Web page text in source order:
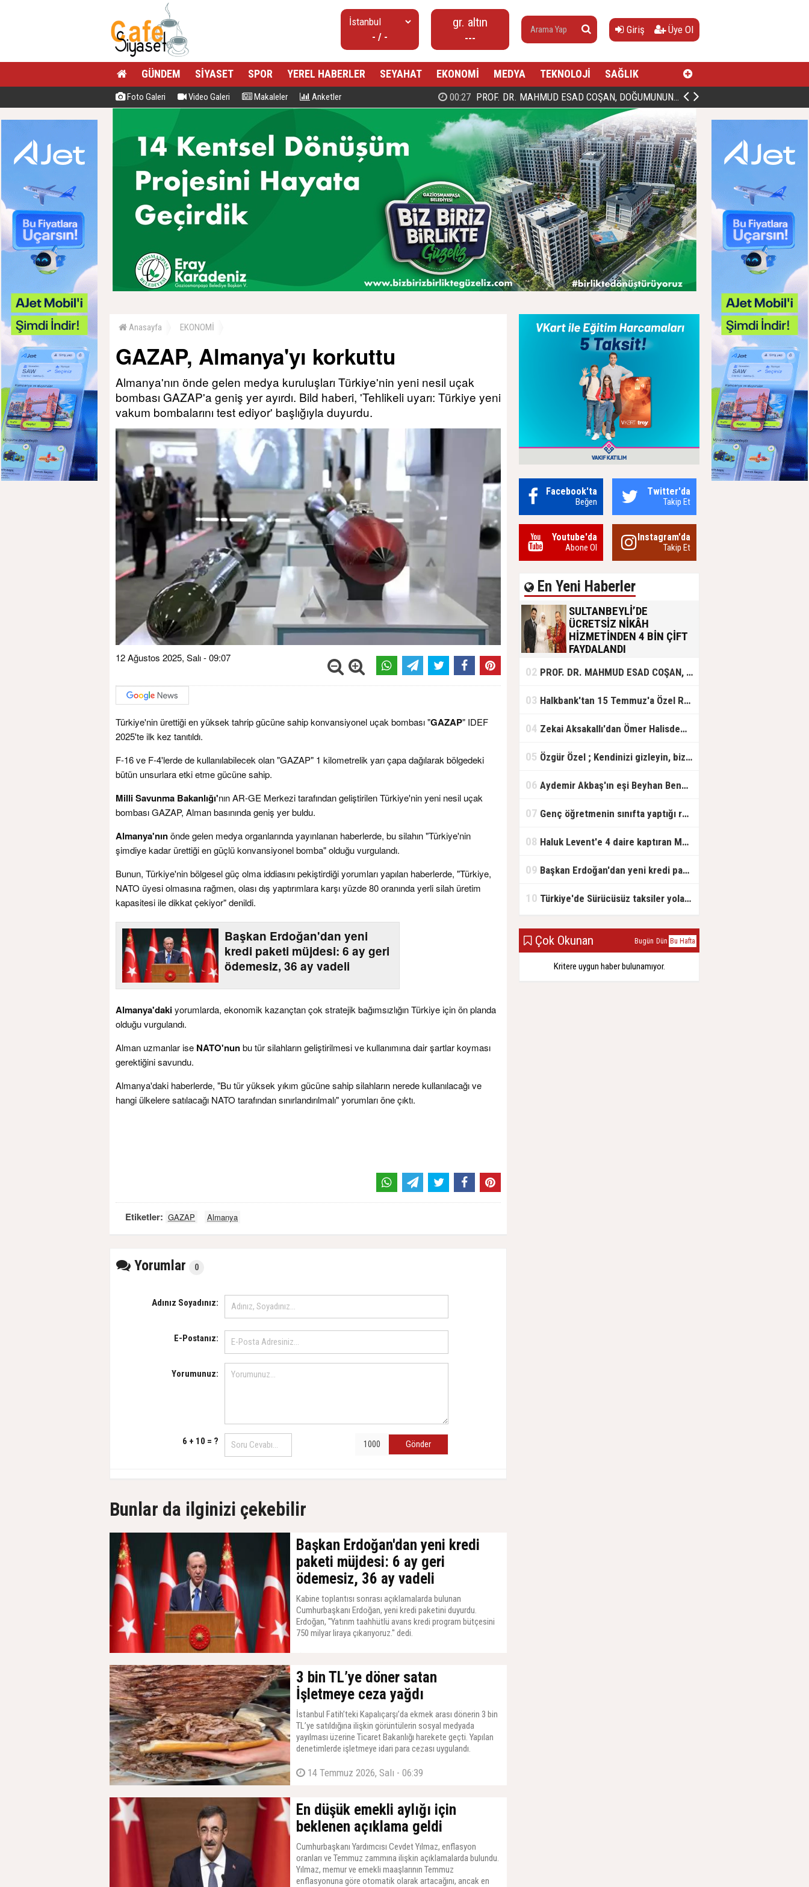
- / -
gr. altın
---
Giriş Üye Ol
GÜNDEM SİYASET SPOR YEREL HABERLER SEYAHAT EKONOMİ MEDYA TEKNOLOJİ SAĞLIK
Foto Galeri Video Galeri Makaleler Anketler 00:27 PROF. DR. MAHMUD ESAD COŞAN, DOĞUMUNUN HİCRÎ 91. YILINDA ELAZIĞ'DA YÂD EDİLECEK
Anasayfa EKONOMİ
GAZAP, Almanya'yı korkuttu
Almanya'nın önde gelen medya kuruluşları Türkiye'nin yeni nesil uçak
bombası GAZAP'a geniş yer ayırdı. Bild haberi, 'Tehlikeli uyarı: Türkiye yeni
vakum bombalarını test ediyor' başlığıyla duyurdu.
12 Ağustos 2025, Salı - 09:07
Türkiye'nin ürettiği en yüksek tahrip gücüne sahip konvansiyonel uçak bombası "GAZAP" IDEF
2025'te ilk kez tanıtıldı.
F-16 ve F-4'lerde de kullanılabilecek olan "GAZAP" 1 kilometrelik yarı çapa dağılarak bölgedeki
bütün unsurlara etki etme gücüne sahip.
Milli Savunma Bakanlığı'nın AR-GE Merkezi tarafından geliştirilen Türkiye'nin yeni nesil uçak
bombası GAZAP, Alman basınında geniş yer buldu.
Almanya'nınönde gelen medya organlarında yayınlanan haberlerde, bu silahın "Türkiye'nin
şimdiye kadar ürettiği en güçlü konvansiyonel bomba" olduğu vurgulandı.
Bunun, Türkiye'nin bölgesel güç olma iddiasını pekiştirdiği yorumları yapılan haberlerde, "Türkiye,
NATO üyesi olmasına rağmen, olası dış yaptırımlara karşı yüzde 80 oranında yerli silah üretim
kapasitesi ile dikkat çekiyor" denildi.
Başkan Erdoğan'dan yeni
kredi paketi müjdesi: 6 ay geri
ödemesiz, 36 ay vadeli
Almanya'dakiyorumlarda, ekonomik kazançtan çok stratejik bağımsızlığın Türkiye için ön planda
olduğu vurgulandı.
Alman uzmanlar ise NATO'nunbu tür silahların geliştirilmesi ve kullanımına dair şartlar koyması
gerektiğini savundu.
Almanya'daki haberlerde, "Bu tür yüksek yıkım gücüne sahip silahların nerede kullanılacağı ve
hangi ülkelere satılacağı NATO tarafından sınırlandırılmalı" yorumları öne çıktı.
Etiketler: GAZAP Almanya
Yorumlar 0
Adınız Soyadınız:
E-Postanız:
Yorumunuz:
6 + 10 = ? Gönder
Bunlar da ilginizi çekebilir
Başkan Erdoğan'dan yeni kredi
paketi müjdesi: 6 ay geri
ödemesiz, 36 ay vadeli
Kabine toplantısı sonrası açıklamalarda bulunan
Cumhurbaşkanı Erdoğan, yeni kredi paketini duyurdu.
Erdoğan, ''Yatırım taahhütlü avans kredi program bütçesini
750 milyar liraya çıkarıyoruz.'' dedi.
3 bin TL’ye döner satan
İşletmeye ceza yağdı
İstanbul Fatih’teki Kapalıçarşı’da ekmek arası dönerin 3 bin
TL’ye satıldığına ilişkin görüntülerin sosyal medyada
yayılması üzerine Ticaret Bakanlığı harekete geçti. Yapılan
denetimlerde işletmeye idari para cezası uygulandı.
14 Temmuz 2026, Salı - 06:39
En düşük emekli aylığı için
beklenen açıklama geldi
Cumhurbaşkanı Yardımcısı Cevdet Yılmaz, enflasyon
oranları ve Temmuz zammına ilişkin açıklamalarda bulundu.
Yılmaz, memur ve emekli maaşlarının Temmuz
enflasyonuna göre otomatik olarak artacağını, ancak en
Facebook'ta
Beğen
Twitter'da
Takip Et
Youtube'da
Abone Ol
Instagram'da
Takip Et
En Yeni Haberler
SULTANBEYLİ’DE
ÜCRETSİZ NİKÂH
HİZMETİNDEN 4 BİN ÇİFT
FAYDALANDI
olan gençlere destek amacıyla
başlattığı ücretsiz nikâh hizmetini
başlattıklarını belirten Sultanbeyli
ücretsiz hizmet vermenin
02 PROF. DR. MAHMUD ESAD COŞAN, DOĞUMUNUN HİCRÎ 91. YILINDA ELAZIĞ'DA YÂD EDİLECEK
03 Halkbank'tan 15 Temmuz'a Özel Reklam Filmi: "İrade Bizim, Zafer Bizim"
04 Zekai Aksakallı'dan Ömer Halisdemir'e 'vefa' ziyareti!
05 Özgür Özel ; Kendinizi gizleyin, bizden işaret bekleyin
06 Aydemir Akbaş'ın eşi Beyhan Benek Akbaş hayatını kaybetti
07 Genç öğretmenin sınıfta yaptığı rezil paylaşım
08 Haluk Levent'e 4 daire kaptıran Müteahhit soluğu savcılıkta aldı
09 Başkan Erdoğan'dan yeni kredi paketi müjdesi: 6 ay geri ödemesiz, 36 ay vadeli
10 Türkiye'de Sürücüsüz taksiler yola çıkmaya hazırlanıyor
Çok Okunan Bugün Dün Bu Hafta
Kritere uygun haber bulunamıyor.